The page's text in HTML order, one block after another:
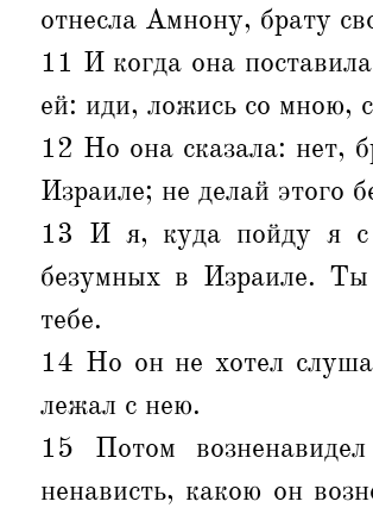
отнесла Амнону, брату
11 И когда она
ей: иди, ложись со мною,
12 Но она сказала: нет,
Израиле; не делай этого
13 И я, куда пойду я с
безумных в Израиле.
тебе.
14 Но он не хотел
лежал с нею.
15 Потом
ненависть, какою он